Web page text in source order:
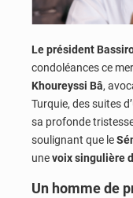
Le président
condoléances ce
Khoureyssi Bâ,
Turquie, des suites
sa profonde
soulignant que le
unevoix singulière
Un homme de